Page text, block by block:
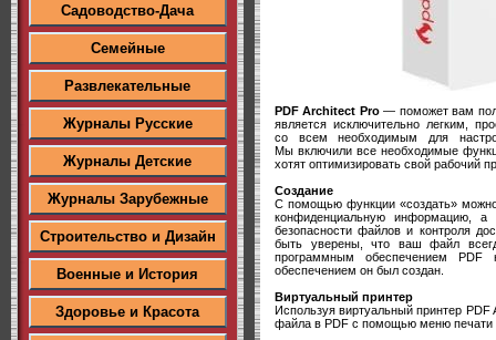
Садоводство-Дача
Семейные
Развлекательные
Журналы Русские
Журналы Детские
Журналы Зарубежные
Строительство и Дизайн
Военные и История
Здоровье и Красота
PDF Architect Pro— поможет вам
является исключительно легким,
со всем необходимым для
Мы включили все необходимые
хотят оптимизировать свой рабочий
Создание
С помощью функции «создать»
конфиденциальную информацию, а
безопасности файлов и контроля
быть уверены, что ваш файл
программным обеспечением
обеспечением он был создан.
Виртуальный принтер
Используя виртуальный принтер
файла в PDF с помощью меню печати